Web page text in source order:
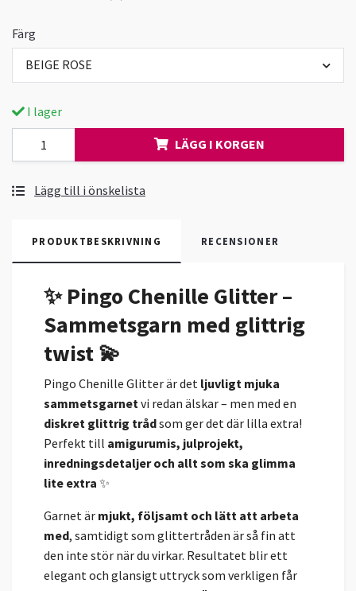
Färg
BEIGE ROSE
I lager
LÄGG I KORGEN
Lägg till i önskelista
PRODUKTBESKRIVNING RECENSIONER
✨ Pingo Chenille Glitter –
Sammetsgarn med glittrig
twist 💫
Pingo Chenille Glitter är det ljuvligt mjuka
sammetsgarnet vi redan älskar – men med en
diskret glittrig trådsom ger det där lilla extra!
Perfekt till amigurumis, julprojekt,
inredningsdetaljer och allt som ska glimma
lite extra ✨
Garnet är mjukt, följsamt och lätt att arbeta
med, samtidigt som glittertråden är så fin att
den inte stör när du virkar. Resultatet blir ett
elegant och glansigt uttryck som verkligen får